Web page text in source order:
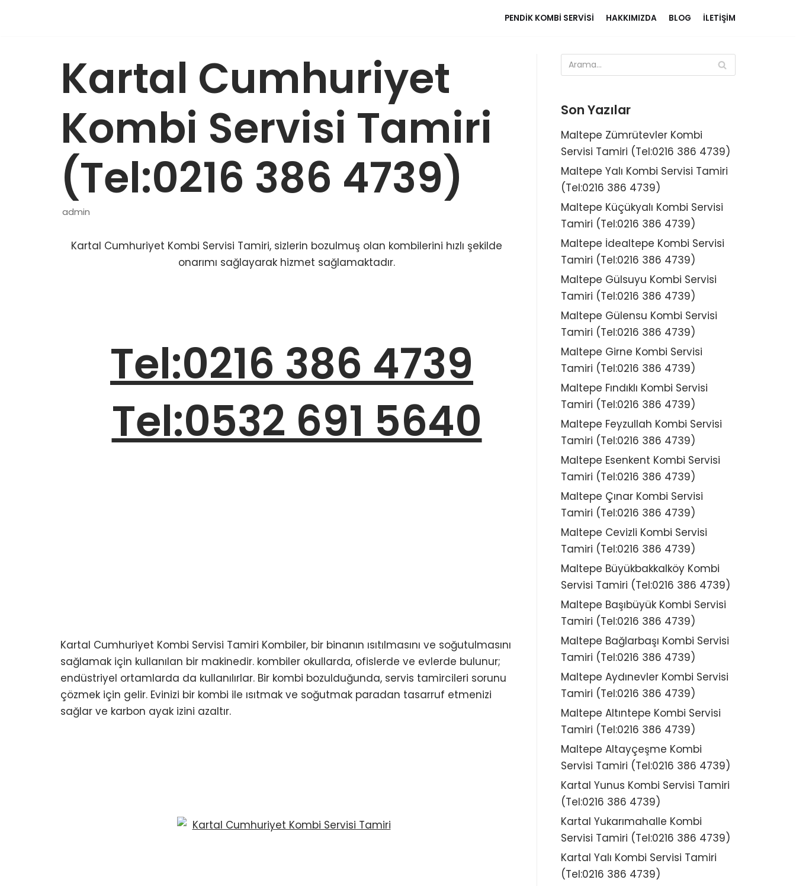
PENDIK KOMBI SERVISI HAKKIMIZDA BLOG İLETIŞIM
Kartal Cumhuriyet
Kombi Servisi Tamiri
(Tel:0216 386 4739)
admin
Kartal Cumhuriyet Kombi Servisi Tamiri, sizlerin bozulmuş olan kombilerini hızlı şekilde
onarımı sağlayarak hizmet sağlamaktadır.
Tel:0216 386 4739
Tel:0532 691 5640
Kartal Cumhuriyet Kombi Servisi Tamiri Kombiler, bir binanın ısıtılmasını ve soğutulmasını
sağlamak için kullanılan bir makinedir. kombiler okullarda, ofislerde ve evlerde bulunur;
endüstriyel ortamlarda da kullanılırlar. Bir kombi bozulduğunda, servis tamircileri sorunu
çözmek için gelir. Evinizi bir kombi ile ısıtmak ve soğutmak paradan tasarruf etmenizi
sağlar ve karbon ayak izini azaltır.
Son Yazılar
Maltepe Zümrütevler Kombi
Servisi Tamiri (Tel:0216 386 4739)
Maltepe Yalı Kombi Servisi Tamiri
(Tel:0216 386 4739)
Maltepe Küçükyalı Kombi Servisi
Tamiri (Tel:0216 386 4739)
Maltepe İdealtepe Kombi Servisi
Tamiri (Tel:0216 386 4739)
Maltepe Gülsuyu Kombi Servisi
Tamiri (Tel:0216 386 4739)
Maltepe Gülensu Kombi Servisi
Tamiri (Tel:0216 386 4739)
Maltepe Girne Kombi Servisi
Tamiri (Tel:0216 386 4739)
Maltepe Fındıklı Kombi Servisi
Tamiri (Tel:0216 386 4739)
Maltepe Feyzullah Kombi Servisi
Tamiri (Tel:0216 386 4739)
Maltepe Esenkent Kombi Servisi
Tamiri (Tel:0216 386 4739)
Maltepe Çınar Kombi Servisi
Tamiri (Tel:0216 386 4739)
Maltepe Cevizli Kombi Servisi
Tamiri (Tel:0216 386 4739)
Maltepe Büyükbakkalköy Kombi
Servisi Tamiri (Tel:0216 386 4739)
Maltepe Başıbüyük Kombi Servisi
Tamiri (Tel:0216 386 4739)
Maltepe Bağlarbaşı Kombi Servisi
Tamiri (Tel:0216 386 4739)
Maltepe Aydınevler Kombi Servisi
Tamiri (Tel:0216 386 4739)
Maltepe Altıntepe Kombi Servisi
Tamiri (Tel:0216 386 4739)
Maltepe Altayçeşme Kombi
Servisi Tamiri (Tel:0216 386 4739)
Kartal Yunus Kombi Servisi Tamiri
(Tel:0216 386 4739)
Kartal Yukarımahalle Kombi
Servisi Tamiri (Tel:0216 386 4739)
Kartal Yalı Kombi Servisi Tamiri
(Tel:0216 386 4739)